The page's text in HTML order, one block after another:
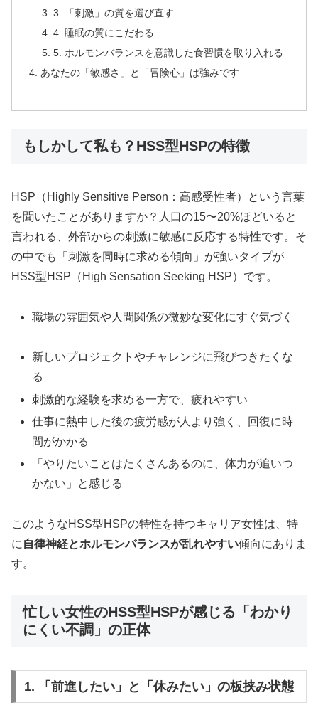
3. 「刺激」の質を選び直す
4. 睡眠の質にこだわる
5. ホルモンバランスを意識した食習慣を取り入れる
あなたの「敏感さ」と「冒険心」は強みです
もしかして私も？HSS型HSPの特徴
HSP（Highly Sensitive Person：高感受性者）という言葉
を聞いたことがありますか？人口の15〜20%ほどいると
言われる、外部からの刺激に敏感に反応する特性です。そ
の中でも「刺激を同時に求める傾向」が強いタイプが
HSS型HSP（High Sensation Seeking HSP）です。
職場の雰囲気や人間関係の微妙な変化にすぐ気づく
新しいプロジェクトやチャレンジに飛びつきたくな
る
刺激的な経験を求める一方で、疲れやすい
仕事に熱中した後の疲労感が人より強く、回復に時
間がかかる
「やりたいことはたくさんあるのに、体力が追いつ
かない」と感じる
このようなHSS型HSPの特性を持つキャリア女性は、特
に 自律神経とホルモンバランスが乱れやすい傾向にありま
す。
忙しい女性のHSS型HSPが感じる「わかり
にくい不調」の正体
1. 「前進したい」と「休みたい」の板挟み状態